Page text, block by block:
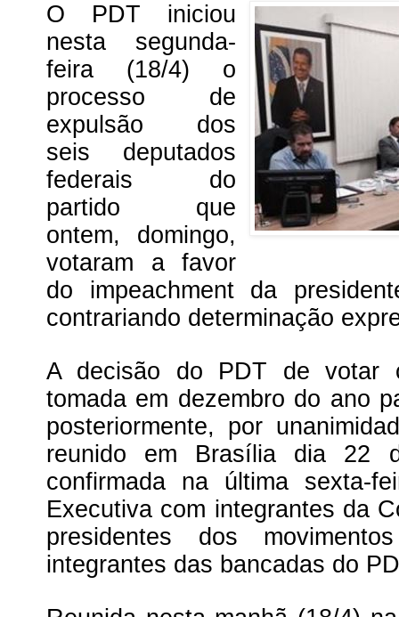
O PDT iniciou
nesta segunda-
feira (18/4) o
processo de
expulsão dos
seis deputados
federais do
partido que
ontem, domingo,
votaram a favor
do impeachment da
contrariando determinação
A decisão do PDT de votar
tomada em dezembro do ano
posteriormente, por
reunido em Brasília dia 22
confirmada na última sexta-
Executiva com integrantes da
presidentes dos
integrantes das bancadas do